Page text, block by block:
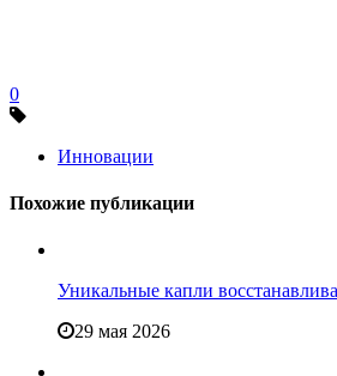
0
Инновации
Похожие публикации
Уникальные капли
29 мая 2026